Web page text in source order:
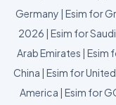
Germany | Esim for
2026 | Esim for
Arab Emirates | Esim
China | Esim for
America | Esim for